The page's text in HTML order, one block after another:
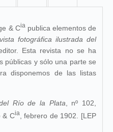
& Ciapublica elementos de
fotográfica ilustrada del
Esta revista no se ha
públicas y sólo una parte se
disponemos de las listas
Río de la Plata , nº 102,
& Cia, febrero de 1902. [LEP